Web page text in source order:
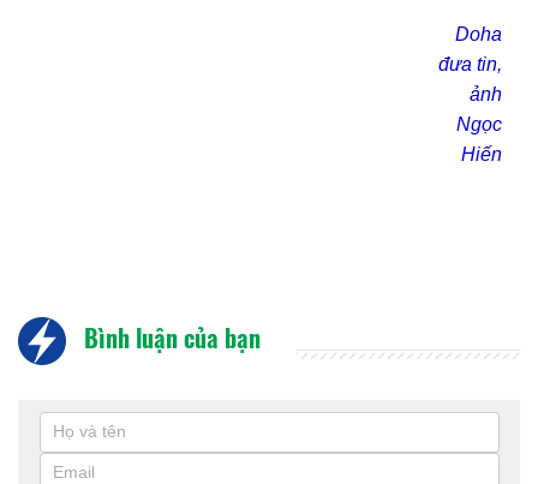
Doha
đưa tin,
ảnh
Ngọc
Hiến
Bình luận của bạn